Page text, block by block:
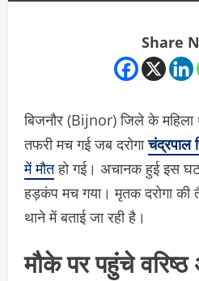
Share
बिजनौर (Bijnor) जिले के
तफरी मच गई जब दरोगाचंद्रपाल
में मौतहो गई। अचानक हुई इस
हड़कंप मच गया। मृतक दरोगा की
थाने में बताई जा रही है।
मौके पर पहुंचे वरिष्ठ